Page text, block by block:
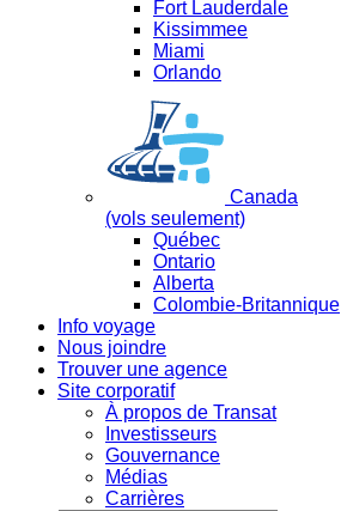
Fort Lauderdale
Kissimmee
Miami
Orlando
Canada
(vols seulement)
Québec
Ontario
Alberta
Colombie-Britannique
Info voyage
Nous joindre
Trouver une agence
Site corporatif
À propos de Transat
Investisseurs
Gouvernance
Médias
Carrières